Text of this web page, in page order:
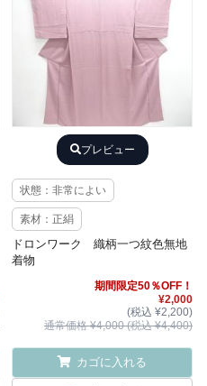
プレビュー
状態：非常によい
素材：正絹
ドロンワーク 織柄一つ紋色無地
着物
期間限定50％OFF！
¥2,000
(税込 ¥2,200)
通常価格 ¥4,000 (税込 ¥4,400)
カゴに入れる